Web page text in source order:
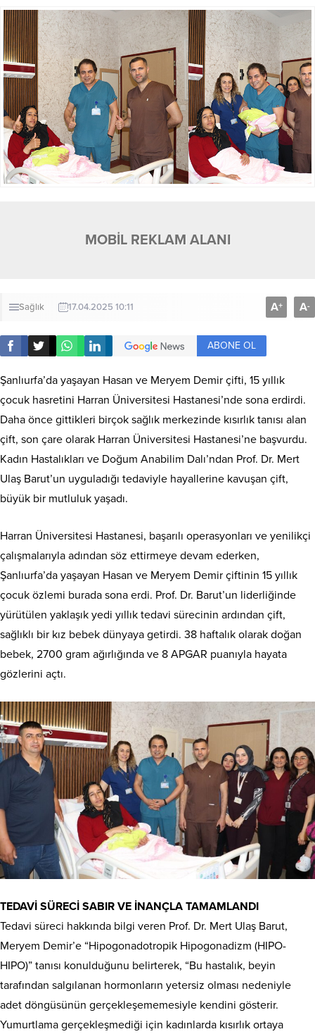
MOBİL REKLAM ALANI
Sağlık 17.04.2025 10:11 A+ A-
ABONE OL
Şanlıurfa’da yaşayan Hasan ve Meryem Demir çifti, 15 yıllık
çocuk hasretini Harran Üniversitesi Hastanesi’nde sona erdirdi.
Daha önce gittikleri birçok sağlık merkezinde kısırlık tanısı alan
çift, son çare olarak Harran Üniversitesi Hastanesi’ne başvurdu.
Kadın Hastalıkları ve Doğum Anabilim Dalı’ndan Prof. Dr. Mert
Ulaş Barut’un uyguladığı tedaviyle hayallerine kavuşan çift,
büyük bir mutluluk yaşadı.
Harran Üniversitesi Hastanesi, başarılı operasyonları ve yenilikçi
çalışmalarıyla adından söz ettirmeye devam ederken,
Şanlıurfa’da yaşayan Hasan ve Meryem Demir çiftinin 15 yıllık
çocuk özlemi burada sona erdi. Prof. Dr. Barut’un liderliğinde
yürütülen yaklaşık yedi yıllık tedavi sürecinin ardından çift,
sağlıklı bir kız bebek dünyaya getirdi. 38 haftalık olarak doğan
bebek, 2700 gram ağırlığında ve 8 APGAR puanıyla hayata
gözlerini açtı.
TEDAVİ SÜRECİ SABIR VE İNANÇLA TAMAMLANDI
Tedavi süreci hakkında bilgi veren Prof. Dr. Mert Ulaş Barut,
Meryem Demir’e “Hipogonadotropik Hipogonadizm (HIPO-
HIPO)” tanısı konulduğunu belirterek, “Bu hastalık, beyin
tarafından salgılanan hormonların yetersiz olması nedeniyle
adet döngüsünün gerçekleşememesiyle kendini gösterir.
Yumurtlama gerçekleşmediği için kadınlarda kısırlık ortaya